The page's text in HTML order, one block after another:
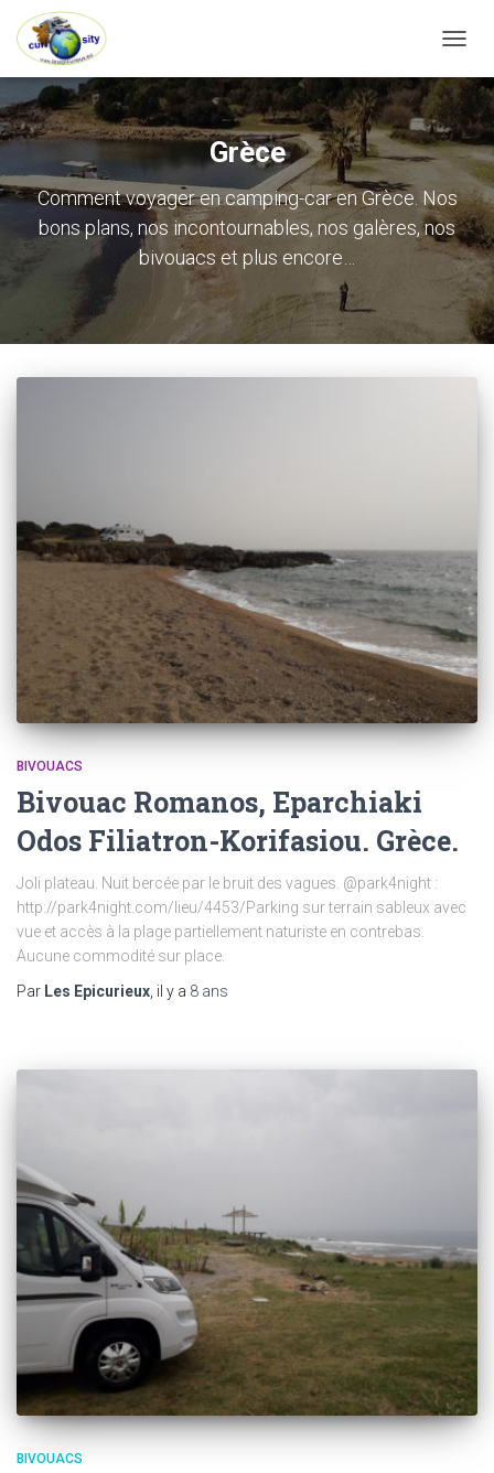
Grèce
Comment voyager en camping-car en Grèce. Nos
bons plans, nos incontournables, nos galères, nos
bivouacs et plus encore…
BIVOUACS
Bivouac Romanos, Eparchiaki
Odos Filiatron-Korifasiou. Grèce.
Joli plateau. Nuit bercée par le bruit des vagues. @park4night :
http://park4night.com/lieu/4453/Parking sur terrain sableux avec
vue et accès à la plage partiellement naturiste en contrebas.
Aucune commodité sur place.
Par Les Epicurieux , il y a 8 ans
BIVOUACS